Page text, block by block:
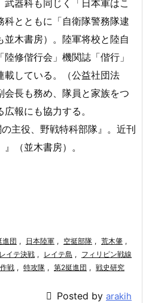
器科も同じく「日本軍はこ
科とともに「自衛隊警務隊逮
木書房）。陸軍将校と陸自
修偕行会」機関誌「偕行」
載している。（公益社団法
会長も務め、隊員と家族をつ
報にも協力する。
主役、野戦特科部隊』。近刊
（並木書房）。
進団 , 日本陸軍 , 空挺部隊 , 荒木肇 ,
レイテ決戦 , レイテ島 , フィリピン戦線
戦 , 特攻隊 , 第2挺進団 , 戦史研究
 Posted by arakih